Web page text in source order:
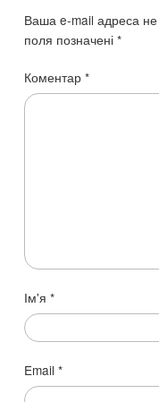
Ваша e-mail адреса
поля позначені*
Коментар*
Ім'я*
Email*